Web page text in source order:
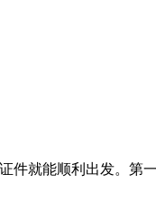
就能顺利出发。